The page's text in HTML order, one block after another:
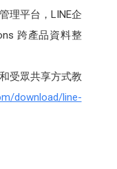
理平台，LINE企
跨產品資料整
受眾共享方式教
download/line-